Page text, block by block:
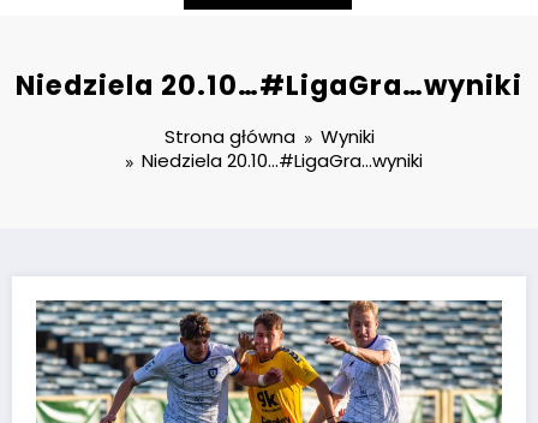
Niedziela 20.10…#LigaGra…wyniki
Strona główna
Wyniki
Niedziela 20.10…#LigaGra…wyniki